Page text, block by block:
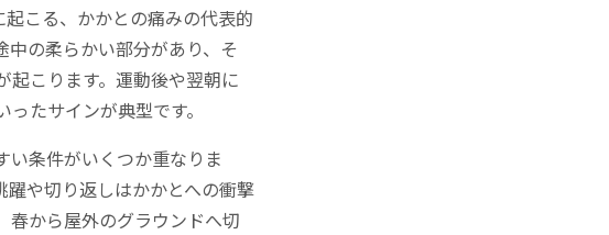
こる、かかとの痛みの代表的
の柔らかい部分があり、そ
起こります。運動後や翌朝に
たサインが典型です。
い条件がいくつか重なりま
や切り返しはかかとへの衝撃
春から屋外のグラウンドへ切